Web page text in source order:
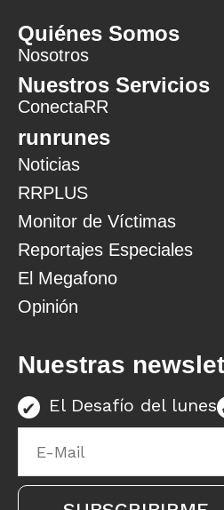
Quiénes Somos
Nosotros
Nuestros Servicios
ConectaRR
runrunes
Noticias
RRPLUS
Monitor de Víctimas
Reportajes Especiales
El Megafono
Opinión
Nuestras
El Desafío del lunes